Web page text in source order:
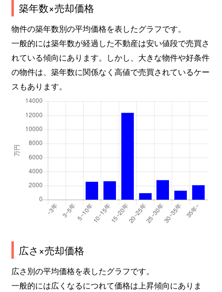
築年数×売却価格
物件の築年数別の平均価格を表したグラフです。
一般的には築年数が経過した不動産は安い値段で売買さ
れている傾向にあります。しかし、大きな物件や好条件
の物件は、築年数に関係なく高値で売買されているケー
スもあります。
広さ×売却価格
広さ別の平均価格を表したグラフです。
一般的には広くなるにつれて価格は上昇傾向にありま